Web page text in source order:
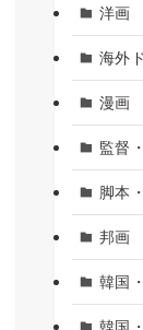
洋画
海外
漫画
監督
脚本
邦画
韓国